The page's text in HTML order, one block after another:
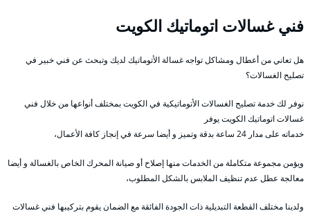
فني غسالات اتوماتيك الكويت
هل تعاني من أعطال ومشاكل تواجه غسالة الأتوماتيك لديك وتبحث عن فني خبير في
تصليح الغسالات؟
نوفر لك خدمة تصليح الغسالات الأتوماتيكية في الكويت بمختلف أنواعها من خلال فني
غسالات اتوماتيك الكويت يوفر
خدماته على مدار 24 ساعة بدقة وتميز و أيضا سرعة في إنجاز كافة الأعمال،
ويؤمن مجموعة متكاملة من الخدمات منها إصلاح أو صيانة المحرك الخاص بالغسالة و أيضا
معالجة عطل عدم تنظيف الملابس بالشكل المطلوب،
ولدينا مختلف القطعة التبديلية ذات الجودة الفائقة مع الضمان يقوم بتركيبها فني غسالات